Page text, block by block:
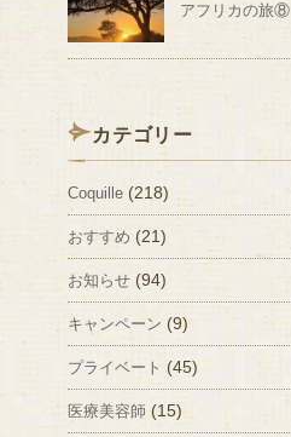
アフリカの旅⑧
カテゴリー
Coquille (218)
おすすめ (21)
お知らせ (94)
キャンペーン (9)
プライベート (45)
医療美容師 (15)